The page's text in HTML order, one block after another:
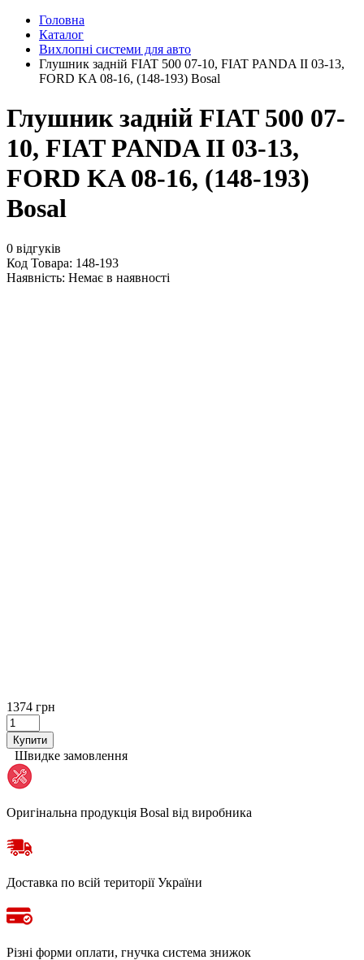
Головна
Каталог
Вихлопні системи для авто
Глушник задній FIAT 500 07-10, FIAT PANDA II 03-13,
FORD KA 08-16, (148-193) Bosal
Глушник задній FIAT 500 07-
10, FIAT PANDA II 03-13,
FORD KA 08-16, (148-193)
Bosal
0 відгуків
Код Товара: 148-193
Наявність: Немає в наявності
1374 грн
Купити
Швидке замовлення
Оригінальна продукція Bosal від виробника
Доставка по всій території України
Різні форми оплати, гнучка система знижок